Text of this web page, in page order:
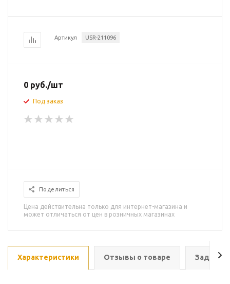
Артикул USR-211096
0 руб./шт
Под заказ
Поделиться
Цена действительна только для интернет-магазина и
может отличаться от цен в розничных магазинах
Характеристики Отзывы о товаре Задать